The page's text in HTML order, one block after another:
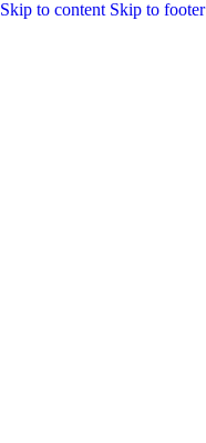
Skip to content Skip to footer